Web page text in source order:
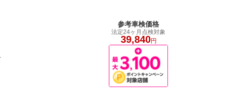
参考車検価格
法定24ヶ月点検対象
39,840円